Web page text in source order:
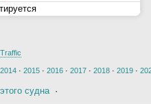
2014 · 2015 · 2016 · 2017 · 2018 · 2019 ·
судна·